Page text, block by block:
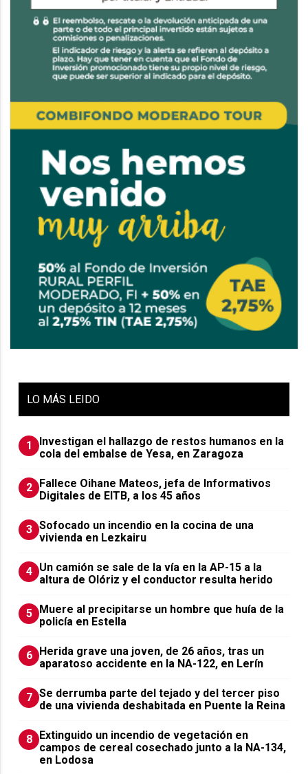
LO MÁS LEIDO
1
Investigan el hallazgo de restos humanos en la
cola del embalse de Yesa, en Zaragoza
2 Fallece Oihane Mateos, jefa de Informativos
Digitales de EITB, a los 45 años
3 Sofocado un incendio en la cocina de una
vivienda en Lezkairu
4 Un camión se sale de la vía en la AP-15 a la
altura de Olóriz y el conductor resulta herido
5 Muere al precipitarse un hombre que huía de la
policía en Estella
6 Herida grave una joven, de 26 años, tras un
aparatoso accidente en la NA-122, en Lerín
7 Se derrumba parte del tejado y del tercer piso
de una vivienda deshabitada en Puente la Reina
8 Extinguido un incendio de vegetación en
campos de cereal cosechado junto a la NA-134,
en Lodosa